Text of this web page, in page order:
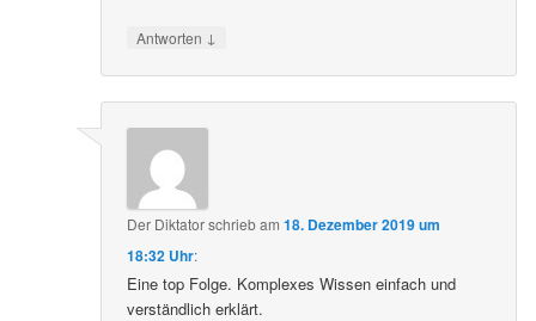
Antworten ↓
Der Diktatorschriebam18. Dezember 2019 um
18:32 Uhr:
Eine top Folge. Komplexes Wissen einfach und
verständlich erklärt.